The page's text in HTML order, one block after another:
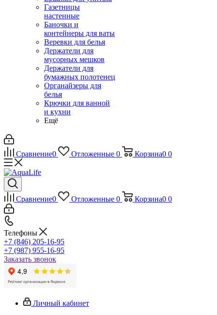
Газетницы
настенные
Баночки и
контейнеры для ваты
Веревки для белья
Держатели для
мусорных мешков
Держатели для
бумажных полотенец
Органайзеры для
белья
Крючки для ванной
и кухни
Ещё
Сравнение0 Отложенные 0 Корзина0 0
Сравнение0 Отложенные 0 Корзина0 0
Телефоны
+7 (846) 205-16-95
+7 (987) 955-16-95
Заказать звонок
Личный кабинет